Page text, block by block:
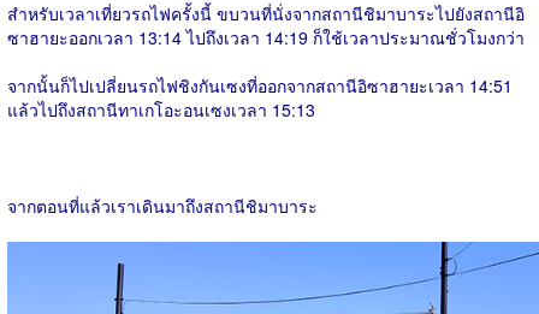
สำหรับเวลาเที่ยวรถไฟครั้งนี้ ขบวนที่นั่งจากสถานีชิมาบาระไปยังสถานีอิ
ซาฮายะออกเวลา 13:14 ไปถึงเวลา 14:19 ก็ใช้เวลาประมาณชั่วโมงกว่า
จากนั้นก็ไปเปลี่ยนรถไฟชิงกันเซงที่ออกจากสถานีอิซาฮายะเวลา 14:51
แล้วไปถึงสถานีทาเกโอะอนเซงเวลา 15:13
จากตอนที่แล้วเราเดินมาถึงสถานีชิมาบาระ